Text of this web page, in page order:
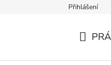
Doprava a platbaPřihlášení